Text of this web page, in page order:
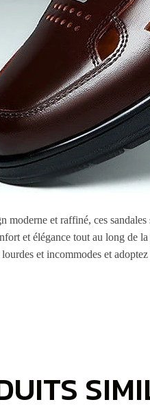
moderne et raffiné, ces
et élégance tout au long de
et incommodes et